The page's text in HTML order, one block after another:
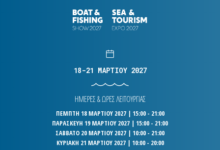
18-21 ΜΑΡΤΙΟΥ 2027
ΗΜΕΡΕΣ & ΩΡΕΣ ΛΕΙΤΟΥΡΓΙΑΣ
ΠΕΜΠΤΗ 18 ΜΑΡΤΙΟΥ 2027 | 15:00 - 21:00
ΠΑΡΑΣΚΕΥΗ 19 ΜΑΡΤΙΟΥ 2027 | 15:00 - 21:00
ΣΑΒΒΑΤΟ 20 ΜΑΡΤΙΟΥ 2027 | 10:00 - 21:00
ΚΥΡΙΑΚΗ 21 ΜΑΡΤΙΟΥ 2027 | 10:00 - 20:00